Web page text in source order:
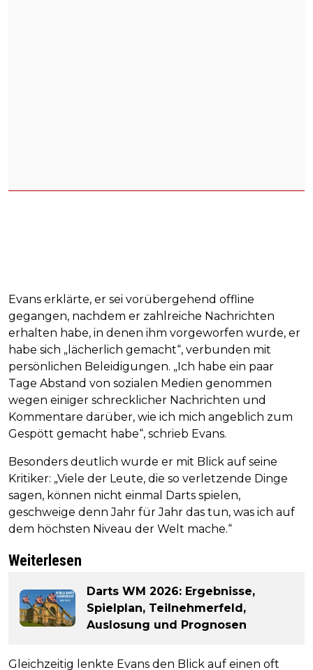
Evans erklärte, er sei vorübergehend offline
gegangen, nachdem er zahlreiche Nachrichten
erhalten habe, in denen ihm vorgeworfen wurde, er
habe sich „lächerlich gemacht“, verbunden mit
persönlichen Beleidigungen. „Ich habe ein paar
Tage Abstand von sozialen Medien genommen
wegen einiger schrecklicher Nachrichten und
Kommentare darüber, wie ich mich angeblich zum
Gespött gemacht habe“, schrieb Evans.
Besonders deutlich wurde er mit Blick auf seine
Kritiker: „Viele der Leute, die so verletzende Dinge
sagen, können nicht einmal Darts spielen,
geschweige denn Jahr für Jahr das tun, was ich auf
dem höchsten Niveau der Welt mache.“
Weiterlesen
Darts WM 2026: Ergebnisse,
Spielplan, Teilnehmerfeld,
Auslosung und Prognosen
Gleichzeitig lenkte Evans den Blick auf einen oft